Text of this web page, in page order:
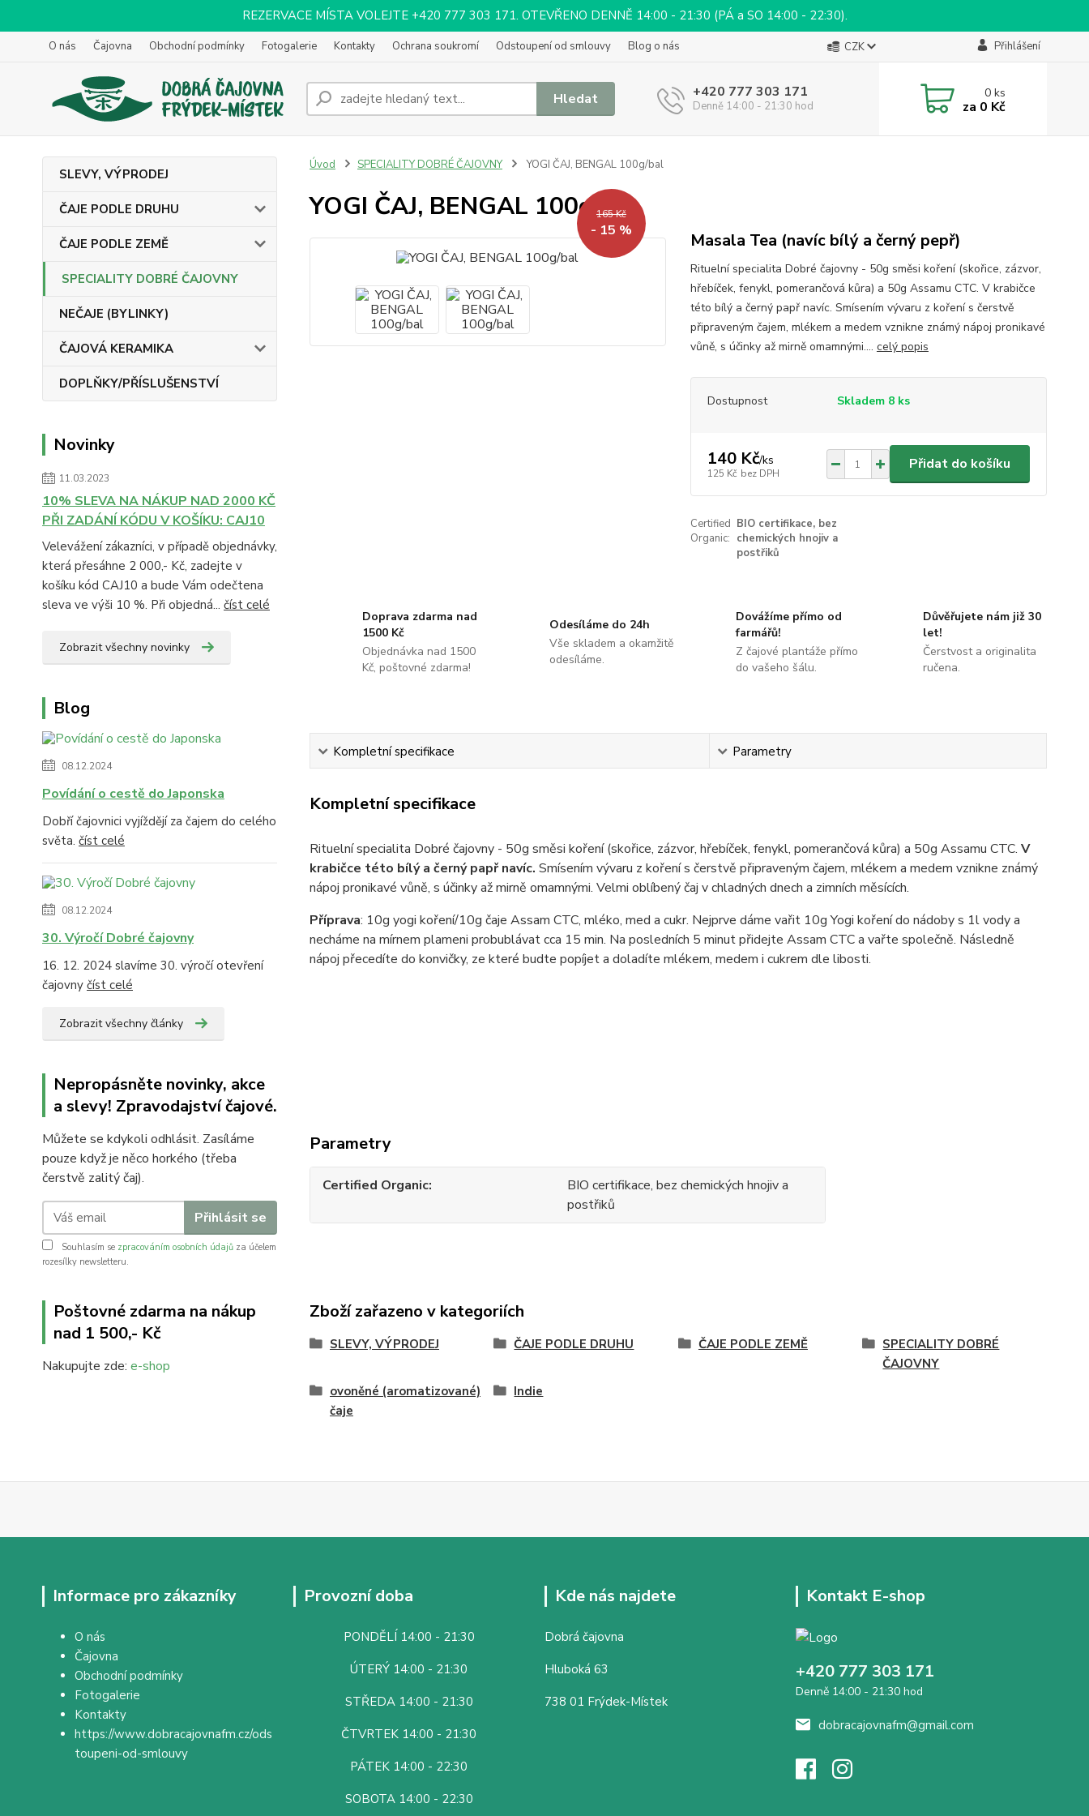
REZERVACE MÍSTA VOLEJTE +420 777 303 171. OTEVŘENO DENNĚ 14:00 - 21:30 (PÁ a SO 14:00 - 22:30).
O nás Čajovna Obchodní podmínky Fotogalerie Kontakty Ochrana soukromí Odstoupení od smlouvy Blog o nás CZK Přihlášení
Hledat +420 777 303 171
Denně 14:00 - 21:30 hod
0ks
za 0 Kč
SLEVY, VÝPRODEJ
ČAJE PODLE DRUHU
ČAJE PODLE ZEMĚ
SPECIALITY DOBRÉ ČAJOVNY
NEČAJE (BYLINKY)
ČAJOVÁ KERAMIKA
DOPLŇKY/PŘÍSLUŠENSTVÍ
Novinky
11.03.2023
10% SLEVA NA NÁKUP NAD 2000 KČ
PŘI ZADÁNÍ KÓDU V KOŠÍKU: CAJ10
Velevážení zákazníci, v případě objednávky,
která přesáhne 2 000,- Kč, zadejte v
košíku kód CAJ10 a bude Vám odečtena
sleva ve výši 10 %. Při objedná... číst celé
Zobrazit všechny novinky
Blog
08.12.2024
Povídání o cestě do Japonska
Dobří čajovnici vyjíždějí za čajem do celého
světa. číst celé
08.12.2024
30. Výročí Dobré čajovny
16. 12. 2024 slavíme 30. výročí otevření
čajovny číst celé
Zobrazit všechny články
Nepropásněte novinky, akce
a slevy! Zpravodajství čajové.
Můžete se kdykoli odhlásit. Zasíláme
pouze když je něco horkého (třeba
čerstvě zalitý čaj).
Přihlásit se
Souhlasím se zpracováním osobních údajů za účelem
rozesílky newsletteru.
Poštovné zdarma na nákup
nad 1 500,- Kč
Nakupujte zde: e-shop
Úvod SPECIALITY DOBRÉ ČAJOVNY YOGI ČAJ, BENGAL 100g/bal
YOGI ČAJ, BENGAL 100g/bal
165 Kč
- 15 % Masala Tea (navíc bílý a černý pepř)
Rituelní specialita Dobré čajovny - 50g směsi koření (skořice, zázvor,
hřebíček, fenykl, pomerančová kůra) a 50g Assamu CTC. V krabičce
této bílý a černý papř navíc. Smísením vývaru z koření s čerstvě
připraveným čajem, mlékem a medem vznikne známý nápoj pronikavé
vůně, s účinky až mirně omamnými.... celý popis
Dostupnost Skladem 8 ks
140 Kč/ks
125 Kč bez DPH
Přidat do košíku
Certified
Organic:
BIO certifikace, bez
chemických hnojiv a
postřiků
Doprava zdarma nad
1500 Kč
Objednávka nad 1500
Kč, poštovné zdarma!
Odesíláme do 24h
Vše skladem a okamžitě
odesíláme.
Dovážíme přímo od
farmářů!
Z čajové plantáže přímo
do vašeho šálu.
Důvěřujete nám již 30
let!
Čerstvost a originalita
ručena.
Kompletní specifikace Parametry
Kompletní specifikace
Rituelní specialita Dobré čajovny - 50g směsi koření (skořice, zázvor, hřebíček, fenykl, pomerančová kůra) a 50g Assamu CTC. V
krabičce této bílý a černý papř navíc. Smísením vývaru z koření s čerstvě připraveným čajem, mlékem a medem vznikne známý
nápoj pronikavé vůně, s účinky až mirně omamnými. Velmi oblíbený čaj v chladných dnech a zimních měsících.
Příprava: 10g yogi koření/10g čaje Assam CTC, mléko, med a cukr. Nejprve dáme vařit 10g Yogi koření do nádoby s 1l vody a
necháme na mírnem plameni probublávat cca 15 min. Na posledních 5 minut přidejte Assam CTC a vařte společně. Následně
nápoj přecedíte do konvičky, ze které budte popíjet a doladíte mlékem, medem i cukrem dle libosti.
Parametry
Certified Organic
BIO certifikace, bez chemických hnojiv a
postřiků
Zboží zařazeno v kategoriích
SLEVY, VÝPRODEJ ČAJE PODLE DRUHU ČAJE PODLE ZEMĚ
SPECIALITY DOBRÉ
ČAJOVNY
ovoněné (aromatizované)
čaje
Indie
Informace pro zákazníky
O nás
Čajovna
Obchodní podmínky
Fotogalerie
Kontakty
https://www.dobracajovnafm.cz/ods
toupeni-od-smlouvy
Provozní doba
PONDĚLÍ 14:00 - 21:30
ÚTERÝ 14:00 - 21:30
STŘEDA 14:00 - 21:30
ČTVRTEK 14:00 - 21:30
PÁTEK 14:00 - 22:30
SOBOTA 14:00 - 22:30
Kde nás najdete
Dobrá čajovna
Hluboká 63
738 01 Frýdek-Místek
Kontakt E-shop
+420 777 303 171
Denně 14:00 - 21:30 hod
dobracajovnafm@gmail.com